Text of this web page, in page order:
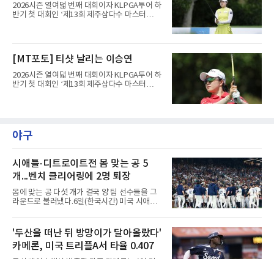
2026시즌 열여덟 번째 대회이자 KLPGA투어 하
반기 첫 대회인 ‘제13회 제주삼다수 마스터
트(파72/6,767야드)에서 열리고 있다.6일 현재
홀에서 경기하고 있다.
[MT포토] 티샷 날리는 이승연
2026시즌 열여덟 번째 대회이자 KLPGA투어 하
반기 첫 대회인 ‘제13회 제주삼다수 마스터
홀에서 경기하고 있다.
야구
시애틀-디트로이트전 몸 맞는 공 5
개...벤치 클리어링에 2명 퇴장
몸에 맞는 공 다섯 개가 결국 양 팀 선수들을 그
라운드로 불러냈다.6일(한국시간) 미국 시애틀
로이트 타이거스의 경기에서 벤치 클리어링이
벌어졌다. 난투극으로 번지지는 않았으나 좌완
게이브 스파이어와 댄 윌슨 시애틀 감독이 퇴장
당했다.발단은 선발이었다. 시애틀 브라이언 우
가 디트로이트 타자를 세 차례 맞혔다. 다만 팔꿈
'두산을 떠난 뒤 방망이가 달아올랐다'
카메론, 미국 트리플A서 타율 0.407